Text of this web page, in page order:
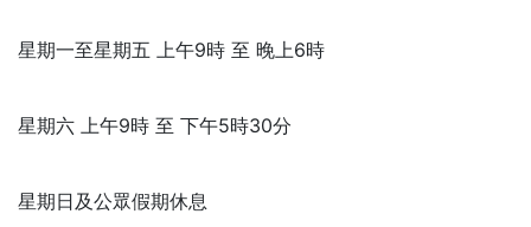
星期一至星期五 上午9時 至 晚上6時
星期六 上午9時 至 下午5時30分
星期日及公眾假期休息